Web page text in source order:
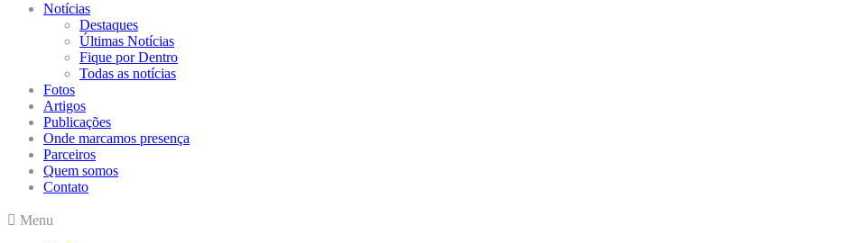
Notícias
Destaques
Últimas Notícias
Fique por Dentro
Todas as notícias
Fotos
Artigos
Publicações
Onde marcamos presença
Parceiros
Quem somos
Contato
Menu